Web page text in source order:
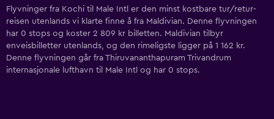
Flyvninger fra Kochi til Male Intl er den minst kostbare tur/retur-
reisen utenlands vi klarte finne å fra Maldivian. Denne flyvningen
har 0 stops og koster 2 809 kr billetten. Maldivian tilbyr
enveisbilletter utenlands, og den rimeligste ligger på 1 162 kr.
Denne flyvningen går fra Thiruvananthapuram Trivandrum
internasjonale lufthavn til Male Intl og har 0 stops.